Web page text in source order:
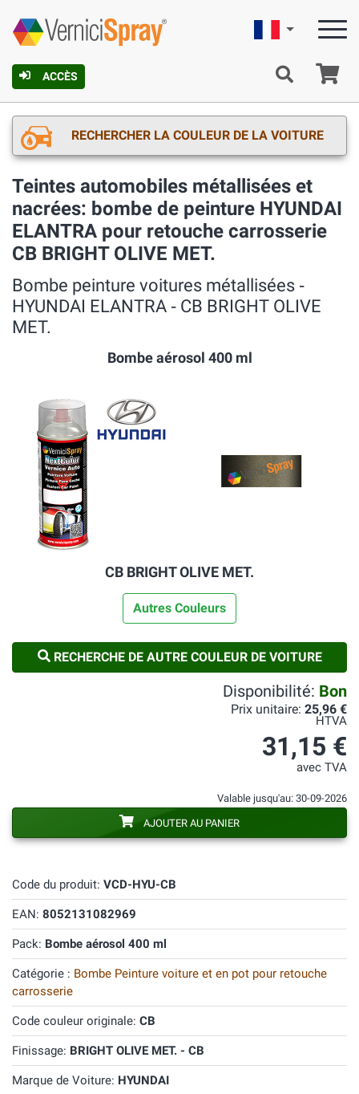
ACCÈS
Française
RECHERCHER LA COULEUR DE LA VOITURE
Teintes automobiles métallisées et
nacrées: bombe de peinture HYUNDAI
ELANTRA pour retouche carrosserie
CB BRIGHT OLIVE MET.
Bombe peinture voitures métallisées ‐
HYUNDAI ELANTRA ‐ CB BRIGHT OLIVE
MET.
Bombe aérosol 400 ml
CB BRIGHT OLIVE MET.
Autres Couleurs
RECHERCHE DE AUTRE COULEUR DE VOITURE
Code du produit: VCD-HYU-CB
EAN: 8052131082969
Pack: Bombe aérosol 400 ml
Catégorie : Bombe Peinture voiture et en pot pour retouche
carrosserie
Code couleur originale: CB
Finissage: BRIGHT OLIVE MET. - CB
Marque de Voiture: HYUNDAI
Disponibilité: Bon
Prix unitaire: 25,96 €
HTVA
31,15 €
avec TVA
Valable jusqu'au: 30-09-2026
AJOUTER AU PANIER